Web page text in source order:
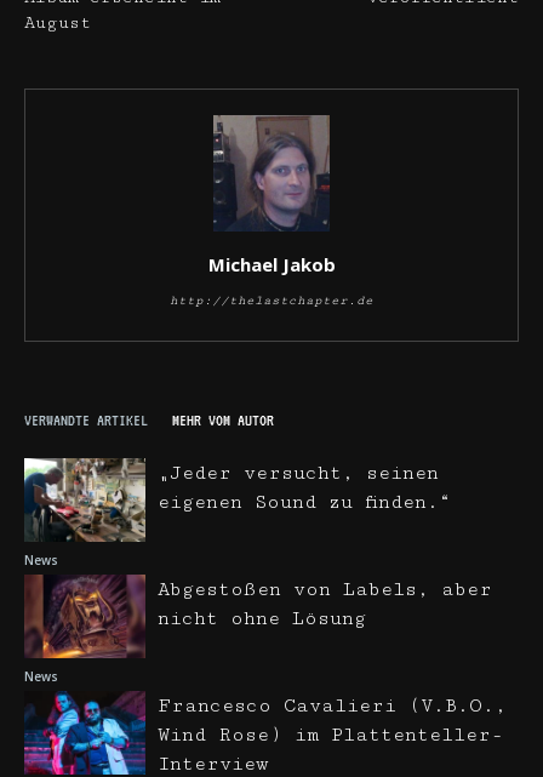
August
Michael Jakob
http://thelastchapter.de
VERWANDTE ARTIKEL MEHR VOM AUTOR
News
„Jeder versucht, seinen
eigenen Sound zu finden.“
News
Abgestoßen von Labels, aber
nicht ohne Lösung
Francesco Cavalieri (V.B.O.,
Wind Rose) im Plattenteller-
Interview